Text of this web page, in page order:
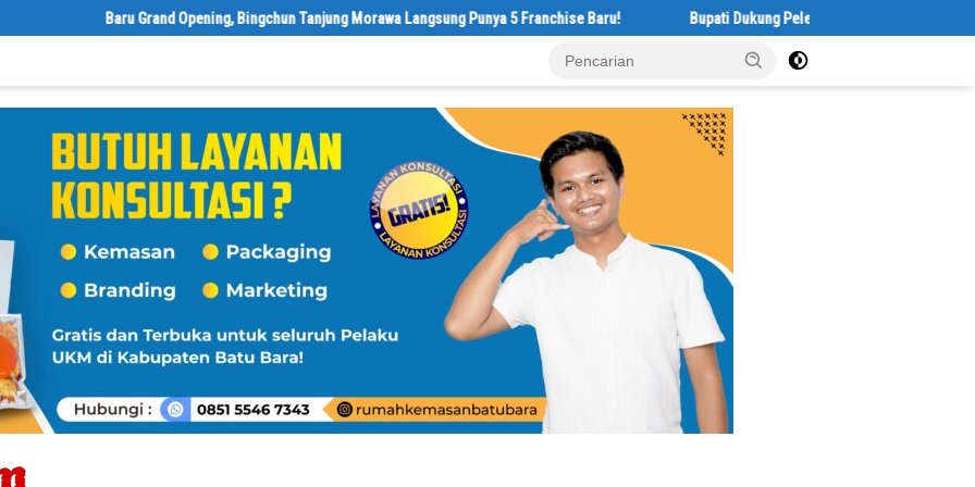
‎Baru Grand Opening, Bingchun Tanjung Morawa Langsung Punya 5 Franchise Baru! Bupati Dukung Pelestarian Budaya Melayu Melalui